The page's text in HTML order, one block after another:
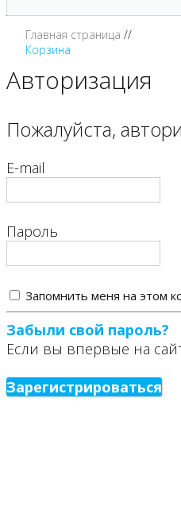
Главная страница
Корзина
Авторизация
Пожалуйста,
E-mail
Пароль
Запомнить меня на этом
Забыли свой пароль?
Если вы впервые на
Зарегистрироваться